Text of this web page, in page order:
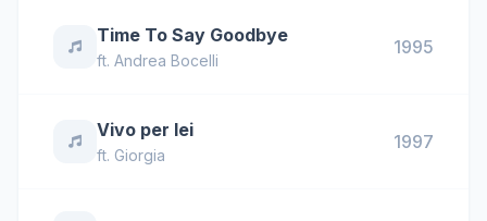
Time To Say Goodbye
ft. Andrea Bocelli
1995
Vivo per lei
ft. Giorgia
1997